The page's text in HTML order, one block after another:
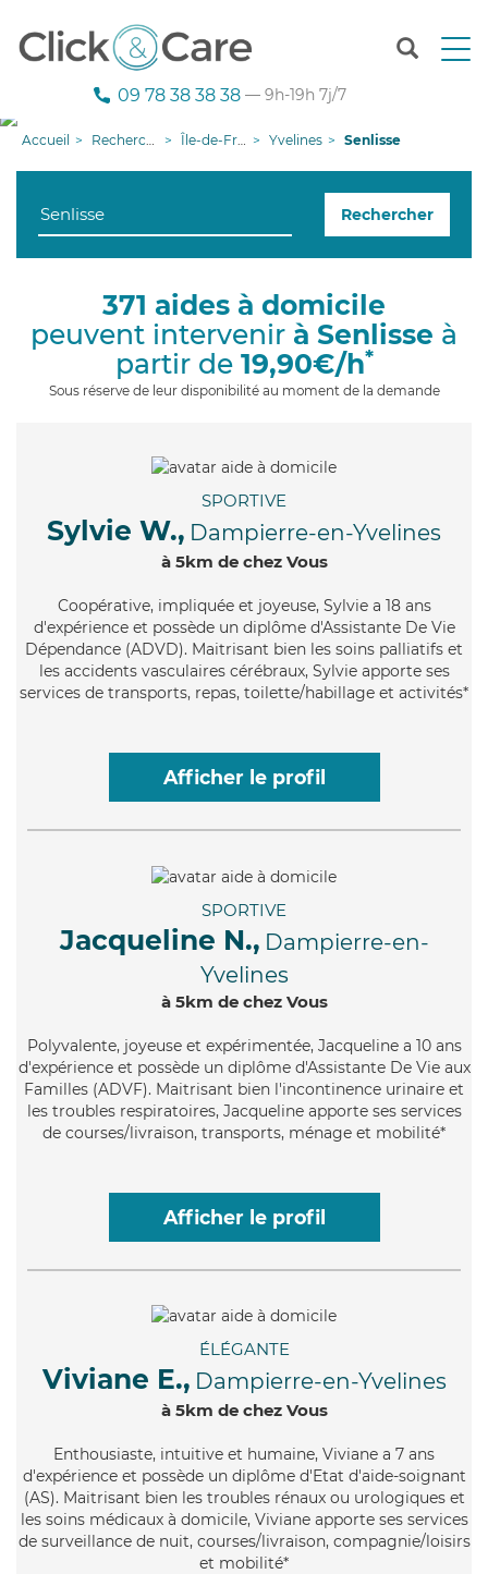
T
n
g
i
09 78 38 38 38 — 9h-19h 7j/7
Accueil Recherche aide à domicile Île-de-France Yvelines Senlisse
Rechercher
371 aides à domicile
peuvent intervenir à Senlisse à
partir de 19,90€/h*
Sous réserve de leur disponibilité au moment de la demande
SPORTIVE
Sylvie W., Dampierre-en-Yvelines
à 5km de chez Vous
Coopérative, impliquée et joyeuse, Sylvie a 18 ans
d'expérience et possède un diplôme d'Assistante De Vie
Dépendance (ADVD). Maitrisant bien les soins palliatifs et
les accidents vasculaires cérébraux, Sylvie apporte ses
services de transports, repas, toilette/habillage et activités*
Afficher le profil
SPORTIVE
Jacqueline N., Dampierre-en-
Yvelines
à 5km de chez Vous
Polyvalente, joyeuse et expérimentée, Jacqueline a 10 ans
d'expérience et possède un diplôme d'Assistante De Vie aux
Familles (ADVF). Maitrisant bien l'incontinence urinaire et
les troubles respiratoires, Jacqueline apporte ses services
de courses/livraison, transports, ménage et mobilité*
Afficher le profil
ÉLÉGANTE
Viviane E., Dampierre-en-Yvelines
à 5km de chez Vous
Enthousiaste, intuitive et humaine, Viviane a 7 ans
d'expérience et possède un diplôme d'Etat d'aide-soignant
(AS). Maitrisant bien les troubles rénaux ou urologiques et
les soins médicaux à domicile, Viviane apporte ses services
de surveillance de nuit, courses/livraison, compagnie/loisirs
et mobilité*